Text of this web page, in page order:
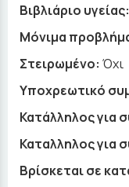
Βιβλιάριο υγείας:
Μόνιμα
Στειρωμένο: Όχι
Υποχρεωτικό
Κατάλληλος για
Καταλληλος για
Βρίσκεται σε